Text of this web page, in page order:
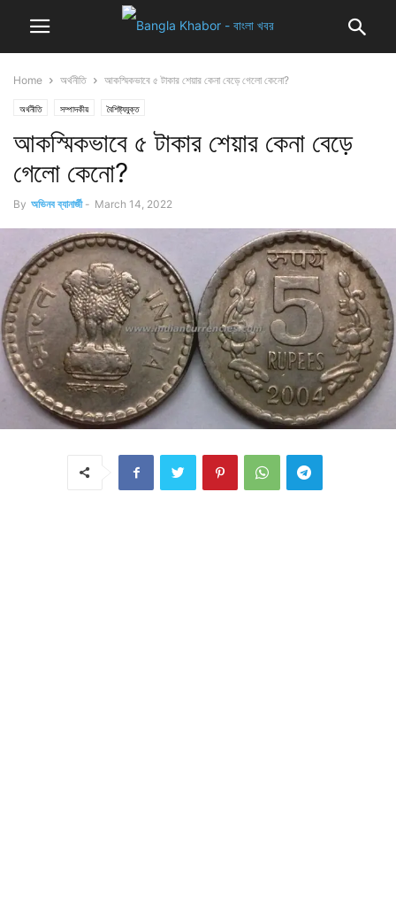
Home অর্থনীতি আকস্মিকভাবে ৫ টাকার শেয়ার কেনা বেড়ে গেলো কেনো?
অর্থনীতি সম্পাদকীয় বৈশিষ্ট্যযুক্ত
আকস্মিকভাবে ৫ টাকার শেয়ার কেনা বেড়ে
গেলো কেনো?
By অভিনব ব্যানার্জী - March 14, 2022